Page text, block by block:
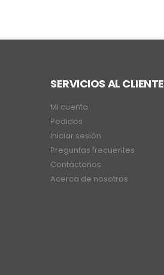
SERVICIOS AL CLIENTE
Mi cuenta
Pedidos
Iniciar sesión
Preguntas frecuentes
Contáctenos
Acerca de nosotros